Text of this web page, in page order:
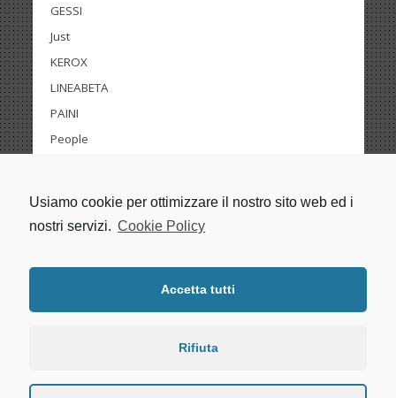
GESSI
Just
KEROX
LINEABETA
PAINI
People
Zero
Usiamo cookie per ottimizzare il nostro sito web ed i
nostri servizi. Cookie Policy
Accetta tutti
Rifiuta